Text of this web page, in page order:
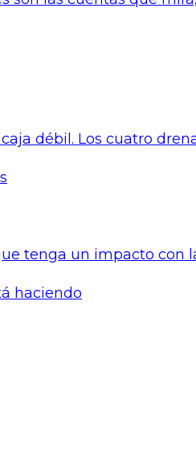
haciendo